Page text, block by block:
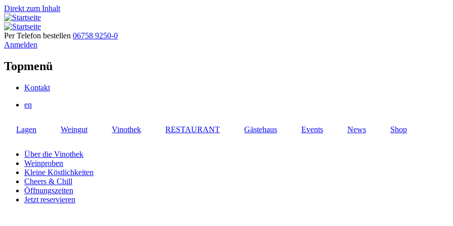
Direkt zum Inhalt
Per Telefon bestellen 06758 9250-0
Anmelden
Topmenü
Kontakt
en
Lagen Weingut Vinothek RESTAURANT Gästehaus Events News Shop
Über die Vinothek
Weinproben
Kleine Köstlichkeiten
Cheers & Chill
Öffnungszeiten
Jetzt reservieren